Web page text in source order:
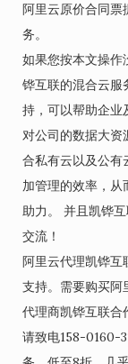
阿里云原价合同票
务。
如果您按本文操作
铧互联的混合云服
持，可以帮助企业
对公司的数据大资
合私有云以及公有
加管理的效率，从
助力。 并且凯铧
交流！
阿里云代理凯铧互
支持。需要购买阿
代理商凯铧互联合
请致电158-0160-